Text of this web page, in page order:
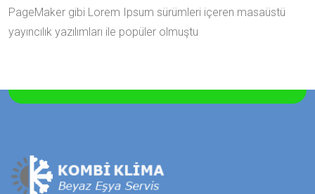
PageMaker gibi Lorem Ipsum sürümleri içeren masaüstü
yayıncılık yazılımları ile popüler olmuştu